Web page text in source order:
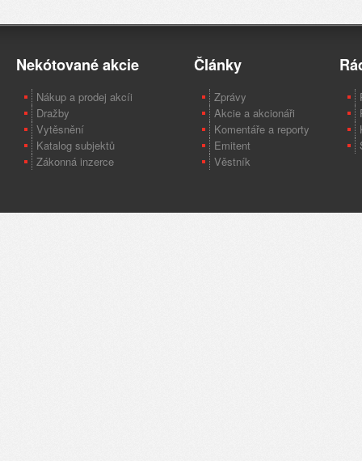
Nekótované akcie
Nákup a prodej akcíi
Dražby
Vytěsnění
Katalog subjektů
Zákonná inzerce
Články
Zprávy
Akcie a akcionáři
Komentáře a reporty
Emitent
Věstník